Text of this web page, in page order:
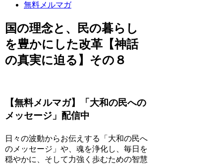
無料メルマガ
国の理念と、民の暮らし
を豊かにした改革【神話
の真実に迫る】その８
【無料メルマガ】「大和の民への
メッセージ」配信中
日々の波動からお伝えする「大和の民へ
のメッセージ」や、魂を浄化し、毎日を
穏やかに、そして力強く歩むための智慧